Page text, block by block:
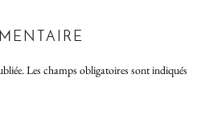
Les champs obligatoires sont indiqués